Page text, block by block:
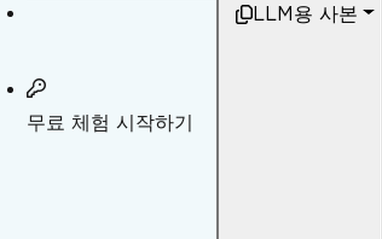
무료 체험 시작하기
LLM용 사본